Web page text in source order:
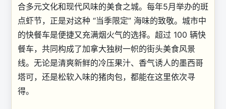
合多元文化和现代风味的美食之城。每年5月举办的斑
点虾节，正是对这种 “当季限定” 海味的致敬。城市中
的快餐车是便捷又充满烟火气的选择。超过 100 辆快
餐车，共同构成了加拿大独树一帜的街头美食风景
线。无论是清爽新鲜的冷压果汁、香气诱人的墨西哥
塔可，还是松软入味的猪肉包，都能在这里依次寻
得。